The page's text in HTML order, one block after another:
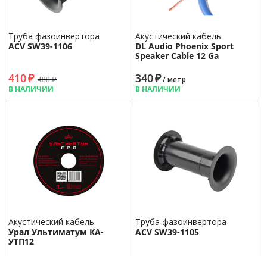
Труба фазоинвертора
ACV SW39-1106
410₽ 480₽
В НАЛИЧИИ
Акустический кабель
DL Audio Phoenix Sport
Speaker Cable 12 Ga
340₽/ метр
В НАЛИЧИИ
Акустический кабель
Урал Ультиматум КА-
УTП12
Труба фазоинвертора
ACV SW39-1105